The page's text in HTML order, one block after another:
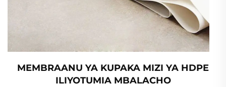
MEMBRAANU YA KUPAKA MIZI YA HDPE
ILIYOTUMIA MBALACHO